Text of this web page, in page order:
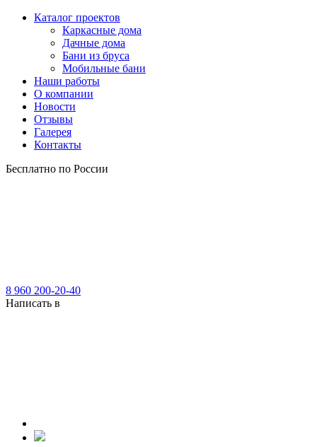
Каталог проектов
Каркасные дома
Дачные дома
Бани из бруса
Мобильные бани
Наши работы
О компании
Новости
Отзывы
Галерея
Контакты
Бесплатно по России
8 960 200-20-40
Написать в